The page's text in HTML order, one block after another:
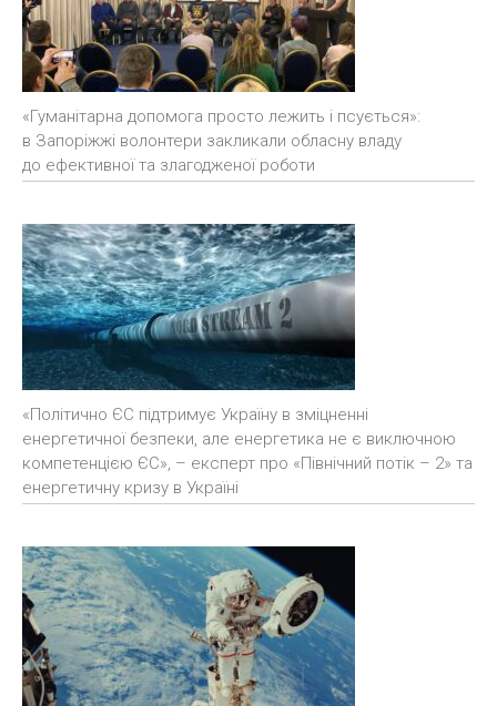
«Гуманітарна допомога просто лежить і псується»:
в Запоріжжі волонтери закликали обласну владу
до ефективної та злагодженої роботи
«Політично ЄС підтримує Україну в зміцненні
енергетичної безпеки, але енергетика не є виключною
компетенцією ЄС», – експерт про «Північний потік – 2» та
енергетичну кризу в Україні